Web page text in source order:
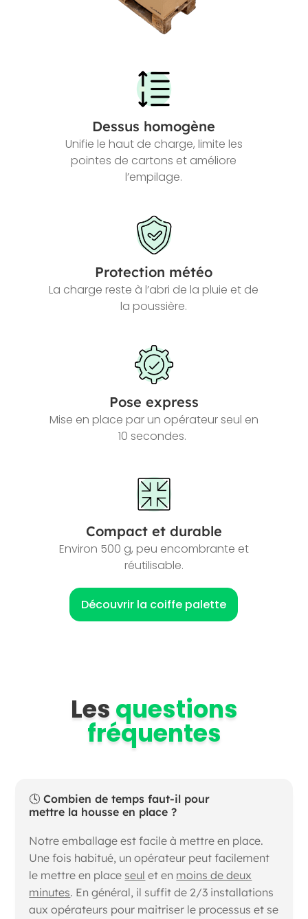
Dessus homogène
Unifie le haut de charge, limite les
pointes de cartons et améliore
l’empilage.
Protection météo
La charge reste à l’abri de la pluie et de
la poussière.
Pose express
Mise en place par un opérateur seul en
10 secondes.
Compact et durable
Environ 500 g, peu encombrante et
réutilisable.
Découvrir la coiffe palette
Les questions
fréquentes
🕓 Combien de temps faut-il pour
mettre la housse en place ?
Notre emballage est facile à mettre en place.
Une fois habitué, un opérateur peut facilement
le mettre en place seul et en moins de deux
minutes. En général, il suffit de 2/3 installations
aux opérateurs pour maitriser le processus et se